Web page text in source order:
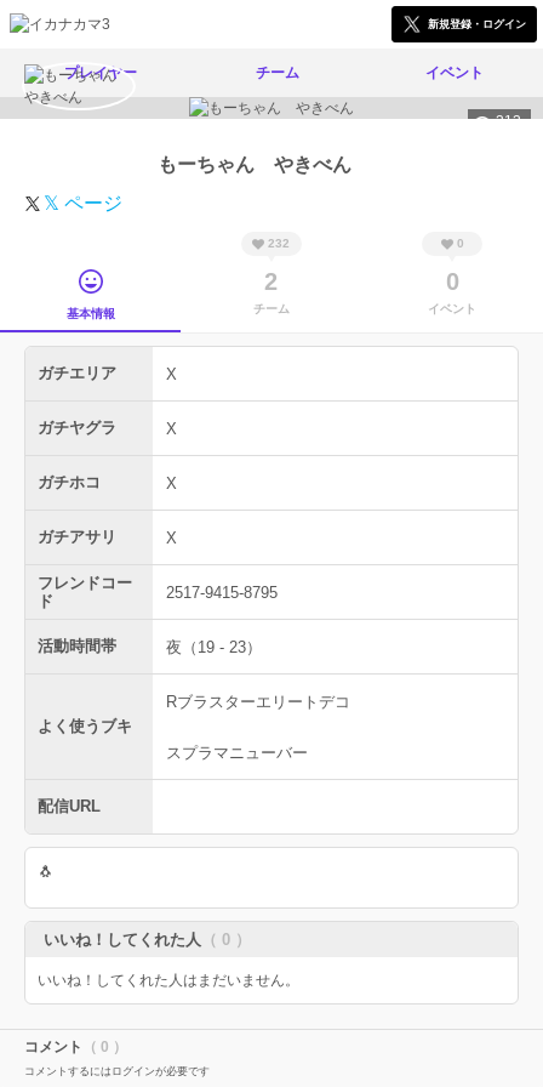
新規登録・ログイン
プレイヤー チーム イベント
313
もーちゃん やきべん
𝕏 ページ
基本情報
232
2
チーム
0
0
イベント
ガチエリア X
ガチヤグラ X
ガチホコ X
ガチアサリ X
フレンドコー
ド
2517-9415-8795
活動時間帯 夜（19 - 23）
よく使うブキ
Rブラスターエリートデコ
スプラマニューバー
配信URL
🐧
いいね！してくれた人 （ 0 ）
いいね！してくれた人はまだいません。
コメント （ 0 ）
コメントするにはログインが必要です